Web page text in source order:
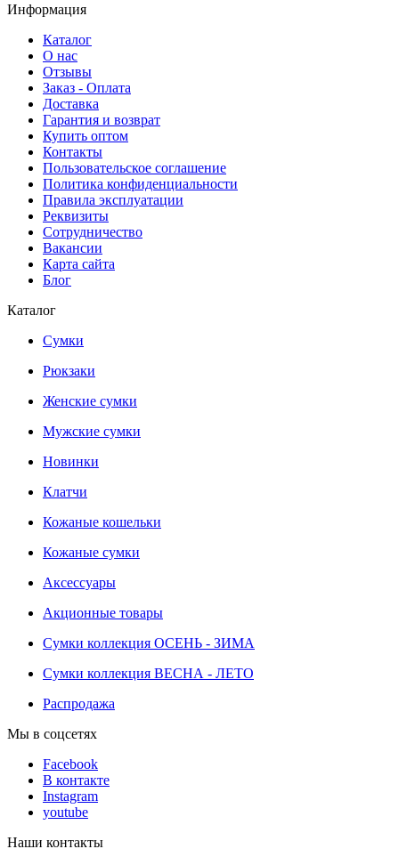
Информация
Каталог
О нас
Отзывы
Заказ - Оплата
Доставка
Гарантия и возврат
Купить оптом
Контакты
Пользовательское соглашение
Политика конфиденциальности
Правила эксплуатации
Реквизиты
Сотрудничество
Вакансии
Карта сайта
Блог
Каталог
Сумки
Рюкзаки
Женские сумки
Мужские сумки
Новинки
Клатчи
Кожаные кошельки
Кожаные сумки
Аксессуары
Акционные товары
Сумки коллекция ОСЕНЬ - ЗИМА
Сумки коллекция ВЕСНА - ЛЕТО
Распродажа
Мы в соцсетях
Facebook
В контакте
Instagram
youtube
Наши контакты